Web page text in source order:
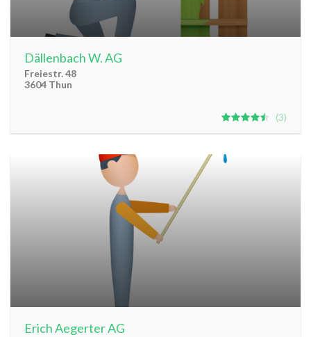
Dällenbach W. AG
Freiestr. 48
3604 Thun
3
Erich Aegerter AG